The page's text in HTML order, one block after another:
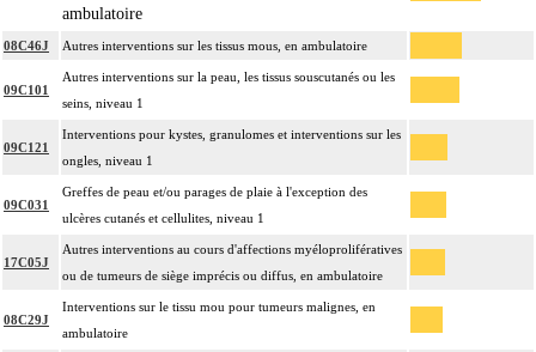
ambulatoire
08C46J Autres interventions sur les tissus mous, en ambulatoire
09C101
Autres interventions sur la peau, les tissus souscutanés ou les
seins, niveau 1
09C121
Interventions pour kystes, granulomes et interventions sur les
ongles, niveau 1
09C031
Greffes de peau et/ou parages de plaie à l'exception des
ulcères cutanés et cellulites, niveau 1
17C05J
Autres interventions au cours d'affections myéloprolifératives
ou de tumeurs de siège imprécis ou diffus, en ambulatoire
08C29J
Interventions sur le tissu mou pour tumeurs malignes, en
ambulatoire